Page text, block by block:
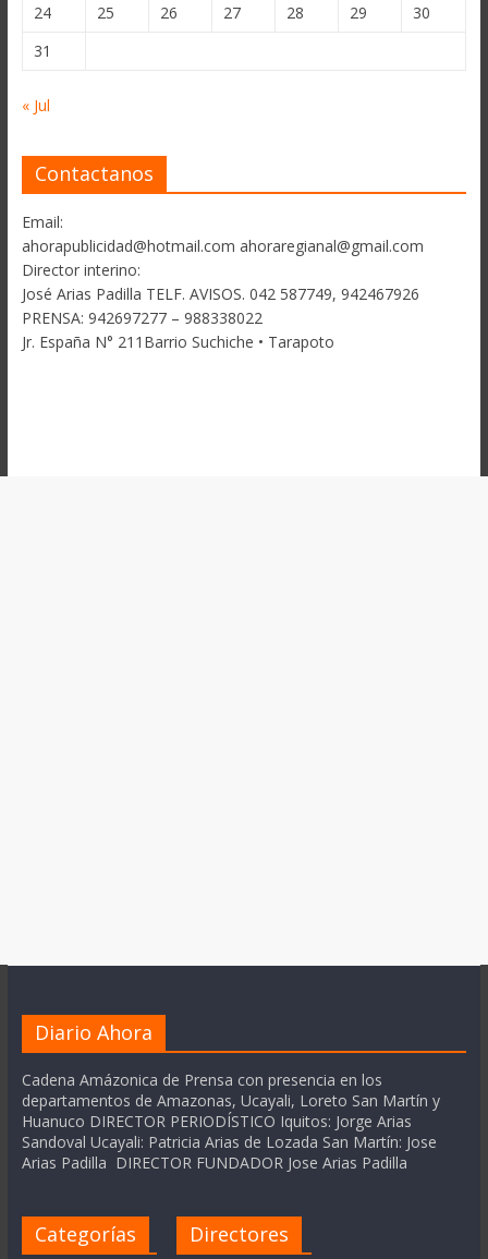
24
25 26 27 28 29
30
31
« Jul
Contactanos
Email:
ahorapublicidad@hotmail.com ahoraregianal@gmail.com
Director interino:
José Arias Padilla TELF. AVISOS. 042 587749, 942467926
PRENSA: 942697277 – 988338022
Jr. España N° 211Barrio Suchiche • Tarapoto
Diario Ahora
Cadena Amázonica de Prensa con presencia en los
departamentos de Amazonas, Ucayali, Loreto San Martín y
Huanuco DIRECTOR PERIODÍSTICO Iquitos: Jorge Arias
Sandoval Ucayali: Patricia Arias de Lozada San Martín: Jose
Arias Padilla DIRECTOR FUNDADOR Jose Arias Padilla
Categorías Directores